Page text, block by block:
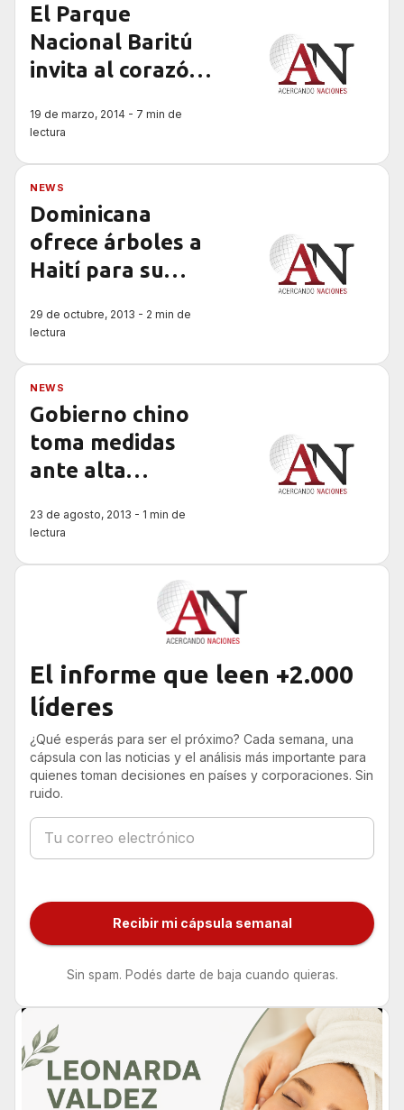
El Parque
Nacional Baritú
invita al corazón
Salta
19 de marzo, 2014 - 7 min de
lectura
NEWS
Dominicana
ofrece árboles a
Haití para su
29 de octubre, 2013 - 2 min de
lectura
NEWS
Gobierno chino
toma medidas
ante alta
la capital
23 de agosto, 2013 - 1 min de
lectura
El informe que leen +2.000
líderes
¿Qué esperás para ser el próximo? Cada semana, una
cápsula con las noticias y el análisis más importante para
quienes toman decisiones en países y corporaciones. Sin
ruido.
Recibir mi cápsula semanal
Sin spam. Podés darte de baja cuando quieras.